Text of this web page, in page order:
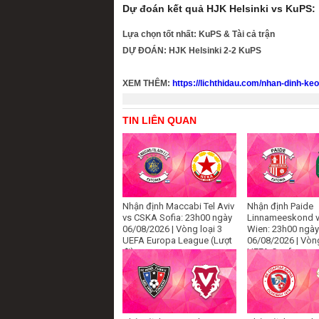
Dự đoán kết quả HJK Helsinki vs KuPS:
Lựa chọn tốt nhất: KuPS & Tài cả trận
DỰ ĐOÁN: HJK Helsinki 2-2 KuPS
XEM THÊM: https://lichthidau.com/nhan-dinh-
TIN LIÊN QUAN
Nhận định Maccabi Tel Aviv
vs CSKA Sofia: 23h00 ngày
06/08/2026 | Vòng loại 3
UEFA Europa League (Lượt
đi)
Nhận định Paide
Linnameeskond
Wien: 23h00 ngày
06/08/2026 |
UEFA
(Lượt đi)